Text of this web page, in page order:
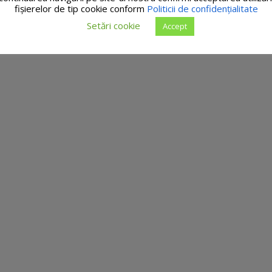
fişierelor de tip cookie conform Politicii de confidențialitate
Setări cookie
Accept